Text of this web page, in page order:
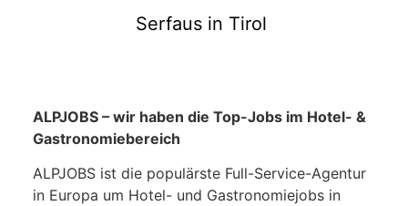
Serfaus in Tirol
ALPJOBS – wir haben die Top-Jobs im Hotel- &
Gastronomiebereich
ALPJOBS ist die populärste Full-Service-Agentur
in Europa um Hotel- und Gastronomiejobs in